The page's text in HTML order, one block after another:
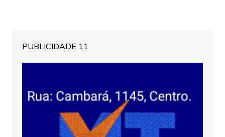
PUBLICIDADE 11